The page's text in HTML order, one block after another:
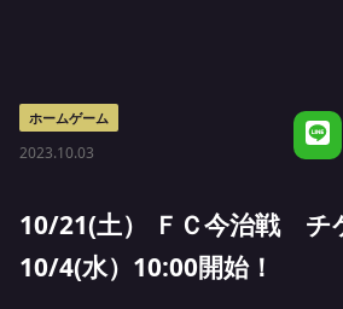
ホームゲーム
2023.10.03
10/21(土） ＦＣ今治戦 チ
10/4(水）10:00開始！